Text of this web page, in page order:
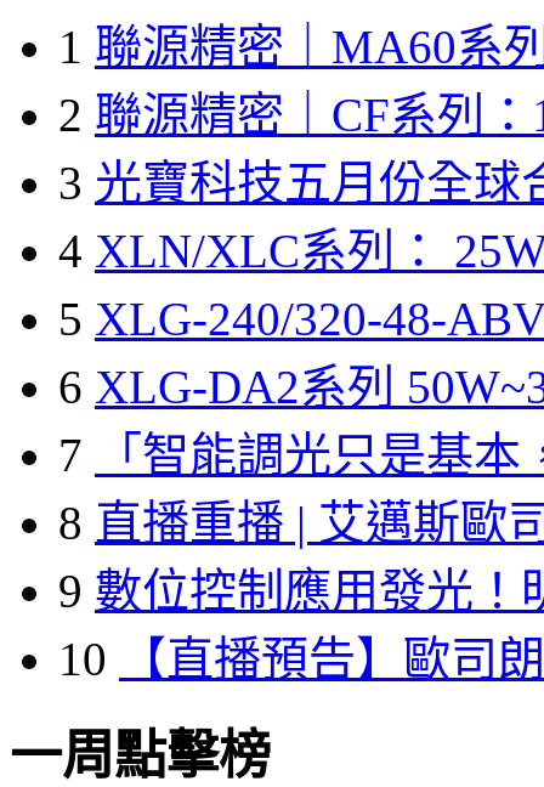
1 聯源精密｜MA60系
2 聯源精密｜CF系列：
3 光寶科技五月份全球
4 XLN/XLC系列：
5 XLG-240/320-48-
6 XLG-DA2系列
7
「智能調光只是基本
8 直播重播 | 艾邁斯歐
9 數位控制應用發光！
10
【直播預告】歐司
一周點擊榜